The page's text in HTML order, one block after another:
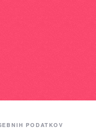
PODATKOV